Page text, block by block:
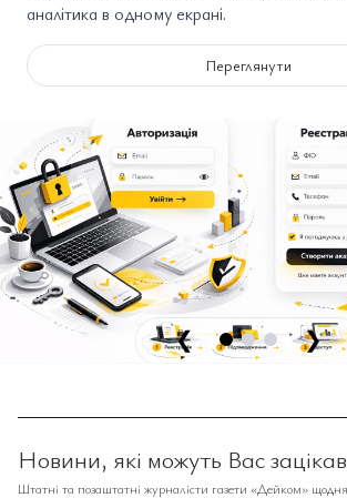
аналітика в одному екрані.
Переглянути
❮ ❯
Новини, які можуть Вас
Штатні та позаштатні журналісти газети «Дейком» щодня